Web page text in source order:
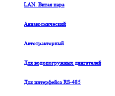
LAN. Витая пара
Авиакосмический
Автотракторный
Для водопогружных двигателей
Для интерфейса RS-485